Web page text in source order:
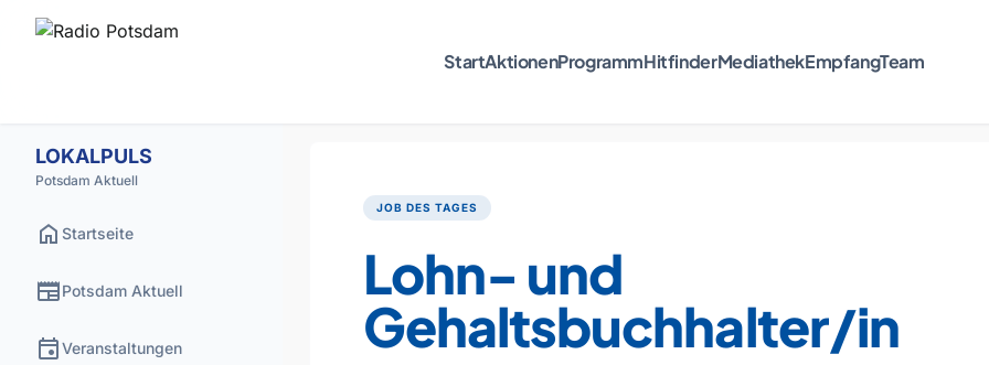
StartAktionenProgrammHitfinderMediathekEmpfangTeam
LOKALPULS
Potsdam Aktuell
home Startseite
newspaperPotsdam Aktuell
eventVeranstaltungen
JOB DES TAGES
Lohn- und
Gehaltsbuchhalter/in